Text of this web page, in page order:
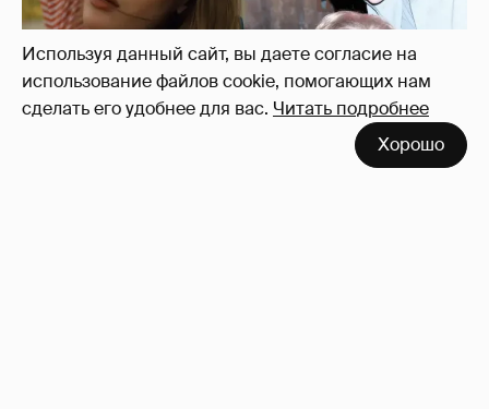
Используя данный сайт, вы даете согласие на
использование файлов cookie, помогающих нам
сделать его удобнее для вас. Читать подробнее
Хорошо